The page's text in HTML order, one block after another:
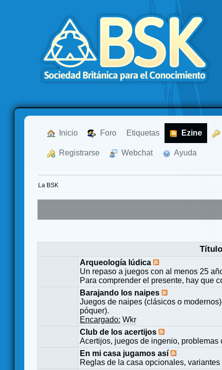
Inicio Foro Etiquetas Ezine
Registrarse Webchat Ayuda
La BSK
Título
Arqueología lúdica
Un repaso a juegos con al menos 25
Para comprender el presente, hay que
Barajando los naipes
Juegos de naipes (clásicos o
póquer).
Encargado: Wkr
Club de los acertijos
Acertijos, juegos de ingenio,
En mi casa jugamos así
Reglas de la casa opcionales,